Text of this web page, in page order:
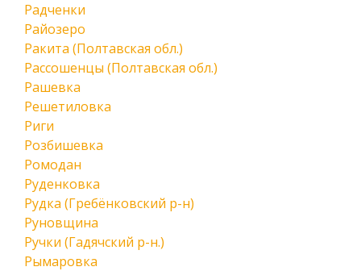
Радченки
Райозеро
Ракита (Полтавская обл.)
Рассошенцы (Полтавская обл.)
Рашевка
Решетиловка
Риги
Розбишевка
Ромодан
Руденковка
Рудка (Гребёнковский р-н)
Руновщина
Ручки (Гадячский р-н.)
Рымаровка